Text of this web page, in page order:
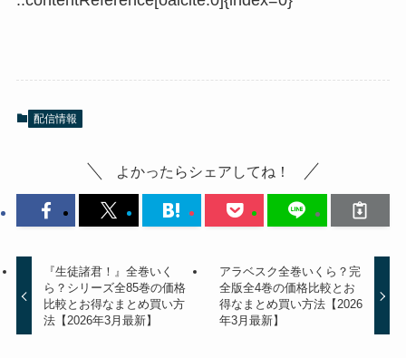
配信情報
よかったらシェアしてね！
『生徒諸君！』全巻いく
ら？シリーズ全85巻の価格
比較とお得なまとめ買い方
法【2026年3月最新】
アラベスク全巻いくら？完
全版全4巻の価格比較とお
得なまとめ買い方法【2026
年3月最新】